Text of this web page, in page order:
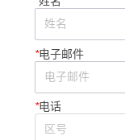
*电子邮件
*电话